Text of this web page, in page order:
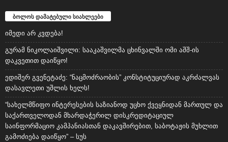
ბოლოს დამატებული სიახლეები
იმედი არ კვდება!
გურამ ნიკოლაიშვილი: სააკაშვილმა ცხინვალში ომი აშშ-ის
დაკვეთით დაიწყო!
ედიშერ გვენეტაძე: “ნაცმოძრაობის” კონსტიტუციურად აკრძალვას
დასავლეთი უშლის ხელს!
“სახელმწიფო ინტერესების საზიანოდ უცხო ქვეყნიდან მართულ და
საქართველოდან მხარდაჭერილ დისკრედიტაციულ
საინფორმაციო კამპანიასთან დაკავშირებით, საბოტაჟის მუხლით
გამოძიება დაიწყო” – სუს